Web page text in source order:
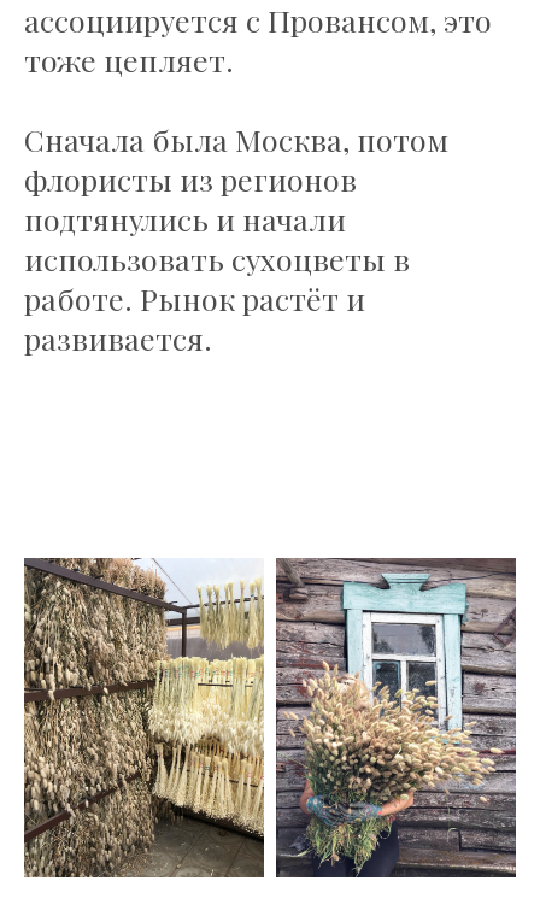
ассоциируется с Провансом, это
тоже цепляет.
Сначала была Москва, потом
флористы из регионов
подтянулись и начали
использовать сухоцветы в
работе. Рынок растёт и
развивается.